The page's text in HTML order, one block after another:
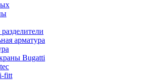
арматура
Bugatti
fitt